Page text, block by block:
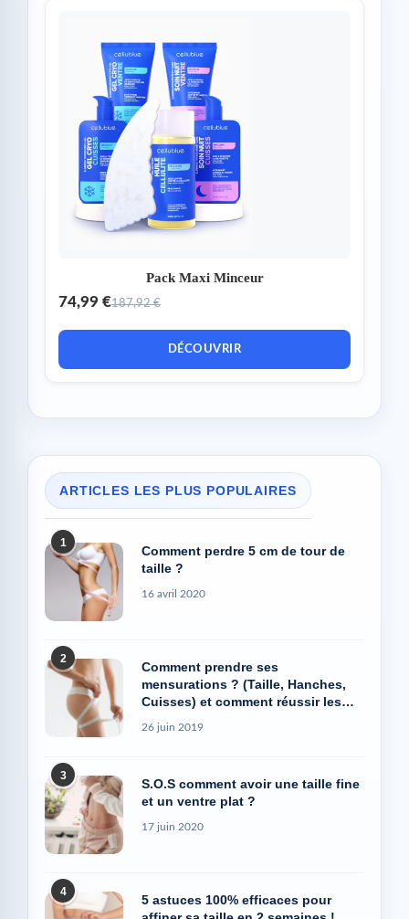
Pack Maxi Minceur
74,99 €187,92 €
DÉCOUVRIR
ARTICLES LES PLUS POPULAIRES
1
Comment perdre 5 cm de tour de
taille ?
16 avril 2020
2
Comment prendre ses
mensurations ? (Taille, Hanches,
Cuisses) et comment réussir les
photos Avant/Après
26 juin 2019
3
S.O.S comment avoir une taille fine
et un ventre plat ?
17 juin 2020
4
5 astuces 100% efficaces pour
affiner sa taille en 2 semaines !